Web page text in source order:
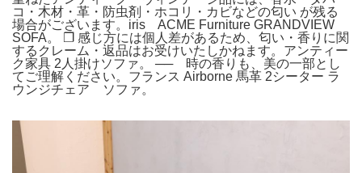
コ・木材・革・防虫剤・ホコリ・カビなどの匂い が残る
場合がございます。iris ACME Furniture GRANDVIEW
SOFA。 ❐ 感じ方には個人差があるため、匂い・香りに関
するクレーム・返品はお受けいたしかねます。アンティー
ク家具 2人掛けソファ。 ── 時の香りも、美の一部とし
てご理解ください。フランス Airborne 馬革 2シーター ラ
ウンジチェア ソファ。